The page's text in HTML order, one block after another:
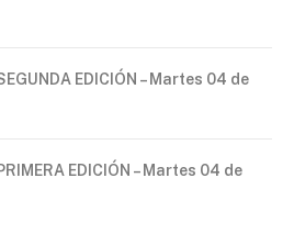
EDICIÓN – Martes 04 de
EDICIÓN – Martes 04 de